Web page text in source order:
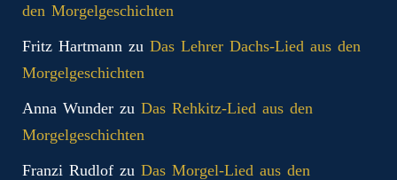
den Morgelgeschichten
Fritz Hartmann zu Das Lehrer Dachs-Lied aus den
Morgelgeschichten
Anna Wunder zu Das Rehkitz-Lied aus den
Morgelgeschichten
Franzi Rudlof zu Das Morgel-Lied aus den